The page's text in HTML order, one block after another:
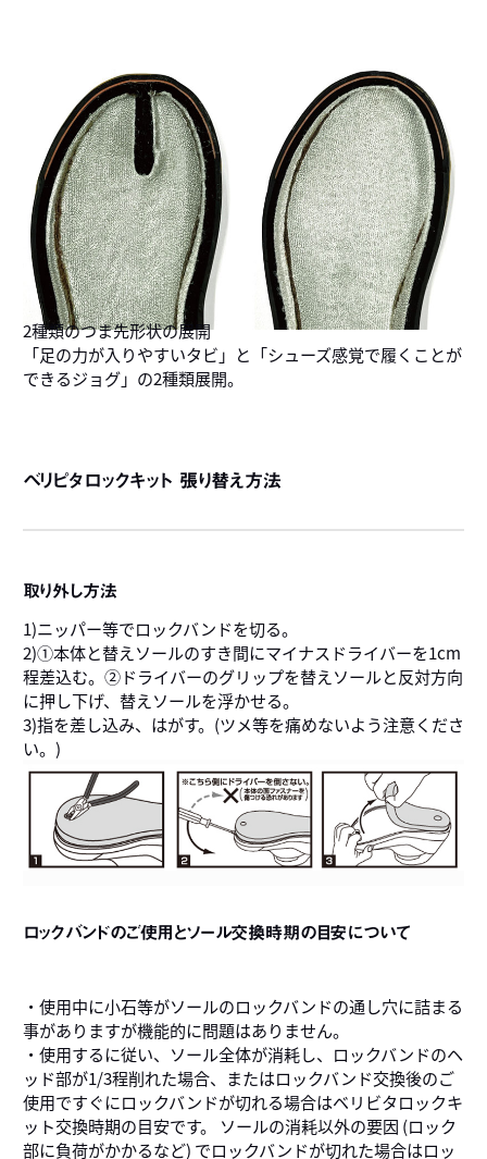
2種類のつま先形状の展開
「足の力が入りやすいタビ」と「シューズ感覚で履くことが
できるジョグ」の2種類展開。
ベリピタロックキット 張り替え方法
取り外し方法
1)ニッパー等でロックバンドを切る。
2)①本体と替えソールのすき間にマイナスドライバーを1cm
程差込む。②ドライバーのグリップを替えソールと反対方向
に押し下げ、替えソールを浮かせる。
3)指を差し込み、はがす。(ツメ等を痛めないよう注意くださ
い。)
ロックバンドのご使用とソール交換時期の目安について
・使用中に小石等がソールのロックバンドの通し穴に詰まる
事がありますが機能的に問題はありません。
・使用するに従い、ソール全体が消耗し、ロックバンドのヘ
ッド部が1/3程削れた場合、またはロックバンド交換後のご
使用ですぐにロックバンドが切れる場合はベリビタロックキ
ット交換時期の目安です。 ソールの消耗以外の要因 (ロック
部に負荷がかかるなど) でロックバンドが切れた場合はロッ